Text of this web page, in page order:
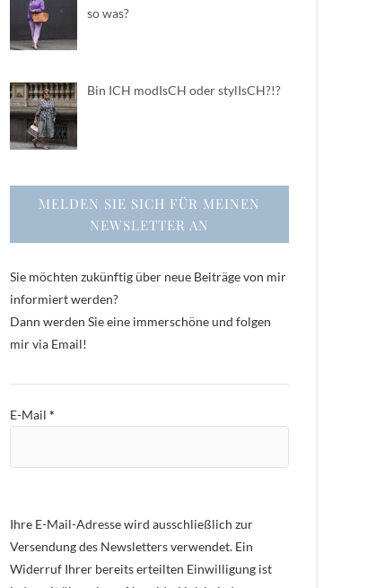
so was?
Bin ICH modIsCH oder stylIsCH?!?
MELDEN SIE SICH FÜR MEINEN
NEWSLETTER AN
Sie möchten zukünftig über neue Beiträge von mir
informiert werden?
Dann werden Sie eine immerschöne und folgen
mir via Email!
E-Mail *
Ihre E-Mail-Adresse wird ausschließlich zur
Versendung des Newsletters verwendet. Ein
Widerruf Ihrer bereits erteilten Einwilligung ist